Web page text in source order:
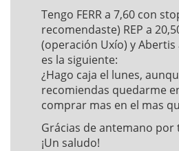
Tengo FERR a 7,60 con
recomendaste) REP a
(operación Uxío) y
es la siguiente:
¿Hago caja el lunes,
recomiendas quedarme
comprar mas en el mas
Grácias de antemano por
¡Un saludo!